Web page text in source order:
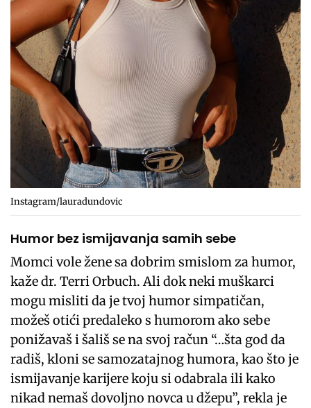
Instagram/lauradundovic
Humor bez ismijavanja samih sebe
Momci vole žene sa dobrim smislom za humor,
kaže dr. Terri Orbuch. Ali dok neki muškarci
mogu misliti da je tvoj humor simpatičan,
možeš otići predaleko s humorom ako sebe
ponižavaš i šališ se na svoj račun “…šta god da
radiš, kloni se samozatajnog humora, kao što je
ismijavanje karijere koju si odabrala ili kako
nikad nemaš dovoljno novca u džepu”, rekla je